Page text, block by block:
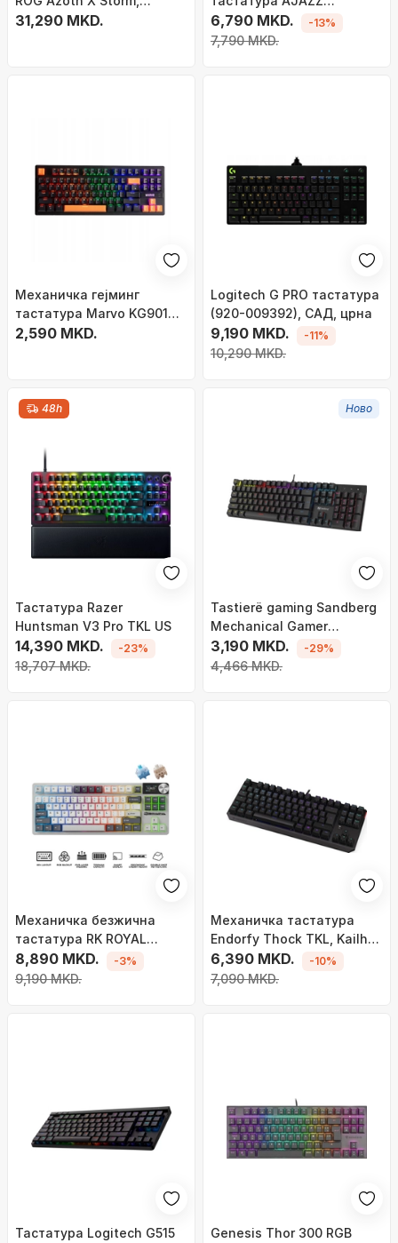
безжична, 75%, црна
31,290 MKD.
AK820max, магнетен
прекинувач, троен
6,790 MKD.
7,790 MKD.
-13%
Механичка гејминг
тастатура Marvo KG901C,
87 копчиња TKL,
2,590 MKD.
Logitech G PRO тастатура
(920-009392), САД, црна
9,190 MKD.
10,290 MKD.
-11%
48h
Тастатура Razer
Huntsman V3 Pro TKL US
14,390 MKD.
18,707 MKD.
-23%
Ново
Tastierë gaming Sandberg
Mechanical Gamer
Keyboard Nordic,
mekanike, QWERTY Nordic,
3,190 MKD.
4,466 MKD.
-29%
Механичка безжична
тастатура RK ROYAL
KLUDGE S85, TKL, triple
mode Bluetooth 2.4GHz
8,890 MKD.
9,190 MKD.
-3%
Механичка тастатура
Endorfy Thock TKL, Kailh
Red, RGB, црна
6,390 MKD.
7,090 MKD.
-10%
Тастатура Logitech G515
Genesis Thor 300 RGB